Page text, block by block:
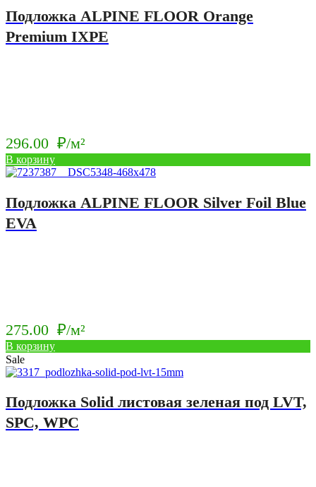
Подложка ALPINE FLOOR Orange
Premium IXPE
296.00 ₽/м²
В корзину
Подложка ALPINE FLOOR Silver Foil Blue
EVA
275.00 ₽/м²
В корзину
Sale
Подложка Solid листовая зеленая под LVT,
SPC, WPC